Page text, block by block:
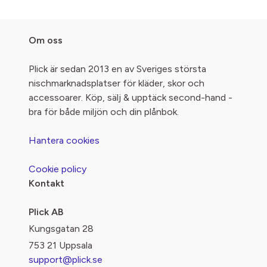
Om oss
Plick är sedan 2013 en av Sveriges största
nischmarknadsplatser för kläder, skor och
accessoarer. Köp, sälj & upptäck second-hand -
bra för både miljön och din plånbok.
Hantera cookies
Cookie policy
Kontakt
Plick AB
Kungsgatan 28
753 21 Uppsala
support@plick.se